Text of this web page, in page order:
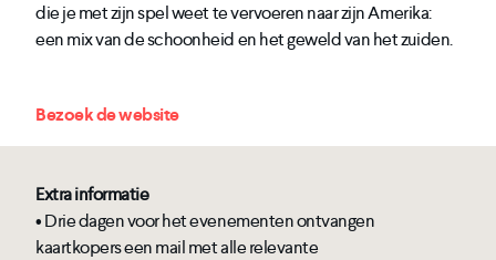
die je met zijn spel weet te vervoeren naar zijn Amerika:
een mix van de schoonheid en het geweld van het zuiden.
Bezoek de website
Extra informatie
• Drie dagen voor het evenementen ontvangen
kaartkopers een mail met alle relevante